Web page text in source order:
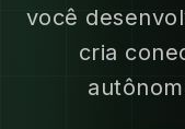
você
cria